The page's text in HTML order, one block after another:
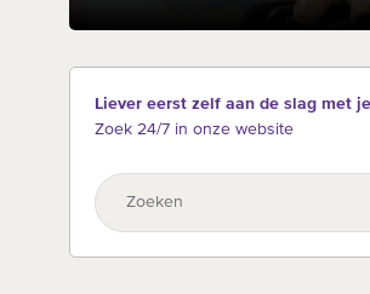
Liever eerst zelf aan de slag met
Zoek 24/7 in onze website